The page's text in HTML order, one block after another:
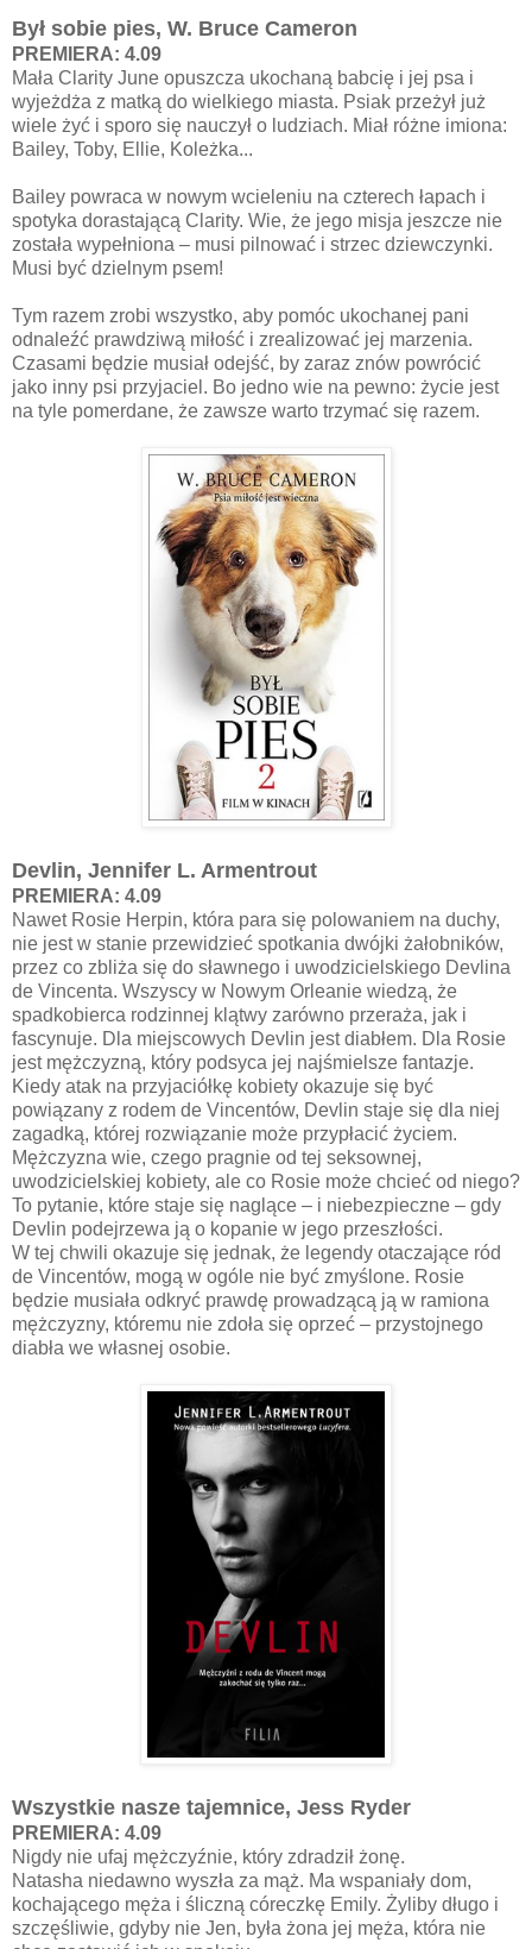
Był sobie pies, W. Bruce Cameron
PREMIERA: 4.09
Mała Clarity June opuszcza ukochaną babcię i jej psa i
wyjeżdża z matką do wielkiego miasta. Psiak przeżył już
wiele żyć i sporo się nauczył o ludziach. Miał różne imiona:
Bailey, Toby, Ellie, Koleżka...
Bailey powraca w nowym wcieleniu na czterech łapach i
spotyka dorastającą Clarity. Wie, że jego misja jeszcze nie
została wypełniona – musi pilnować i strzec dziewczynki.
Musi być dzielnym psem!
Tym razem zrobi wszystko, aby pomóc ukochanej pani
odnaleźć prawdziwą miłość i zrealizować jej marzenia.
Czasami będzie musiał odejść, by zaraz znów powrócić
jako inny psi przyjaciel. Bo jedno wie na pewno: życie jest
na tyle pomerdane, że zawsze warto trzymać się razem.
Devlin, Jennifer L. Armentrout
PREMIERA: 4.09
Nawet Rosie Herpin, która para się polowaniem na duchy,
nie jest w stanie przewidzieć spotkania dwójki żałobników,
przez co zbliża się do sławnego i uwodzicielskiego Devlina
de Vincenta. Wszyscy w Nowym Orleanie wiedzą, że
spadkobierca rodzinnej klątwy zarówno przeraża, jak i
fascynuje. Dla miejscowych Devlin jest diabłem. Dla Rosie
jest mężczyzną, który podsyca jej najśmielsze fantazje.
Kiedy atak na przyjaciółkę kobiety okazuje się być
powiązany z rodem de Vincentów, Devlin staje się dla niej
zagadką, której rozwiązanie może przypłacić życiem.
Mężczyzna wie, czego pragnie od tej seksownej,
uwodzicielskiej kobiety, ale co Rosie może chcieć od niego?
To pytanie, które staje się naglące – i niebezpieczne – gdy
Devlin podejrzewa ją o kopanie w jego przeszłości.
W tej chwili okazuje się jednak, że legendy otaczające ród
de Vincentów, mogą w ogóle nie być zmyślone. Rosie
będzie musiała odkryć prawdę prowadzącą ją w ramiona
mężczyzny, któremu nie zdoła się oprzeć – przystojnego
diabła we własnej osobie.
Wszystkie nasze tajemnice, Jess Ryder
PREMIERA: 4.09
Nigdy nie ufaj mężczyźnie, który zdradził żonę.
Natasha niedawno wyszła za mąż. Ma wspaniały dom,
kochającego męża i śliczną córeczkę Emily. Żyliby długo i
szczęśliwie, gdyby nie Jen, była żona jej męża, która nie